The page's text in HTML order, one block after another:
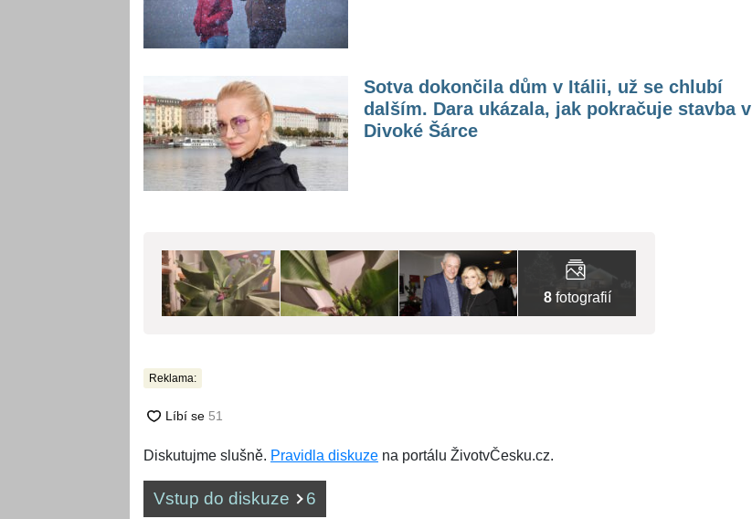
Sotva dokončila dům v Itálii, už se chlubí
dalším. Dara ukázala, jak pokračuje stavba v
Divoké Šárce
8fotografií
Reklama:
Diskutujme slušně. Pravidla diskuze na portálu ŽivotvČesku.cz.
Vstup do diskuze 6